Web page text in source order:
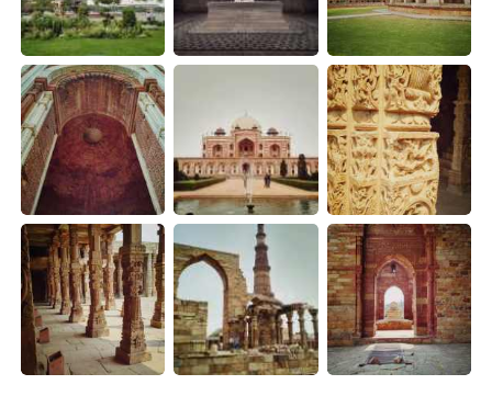
日本語 한국어
Русский ไทย
Indonesia Italiano
Türkçe Tiếng Việt
Português